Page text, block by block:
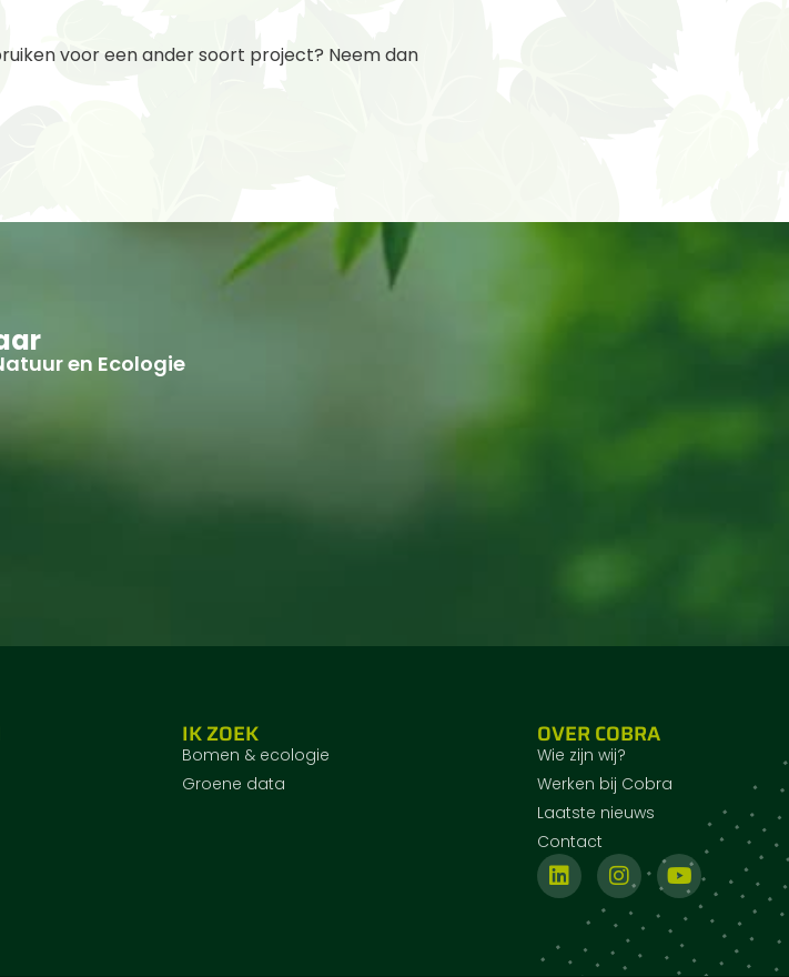
voor een ander soort project? Neem dan
en Ecologie
IK ZOEK
Bomen & ecologie
Groene data
OVER COBRA
Wie zijn wij?
Werken bij Cobra
Laatste nieuws
Contact